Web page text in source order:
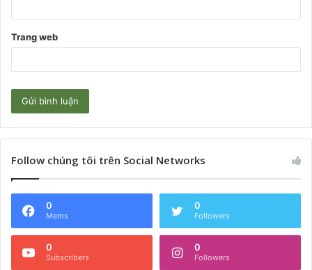
Trang web
Follow chúng tôi trên Social Networks
0
Mems
0
Followers
0
Subscribers
0
Followers